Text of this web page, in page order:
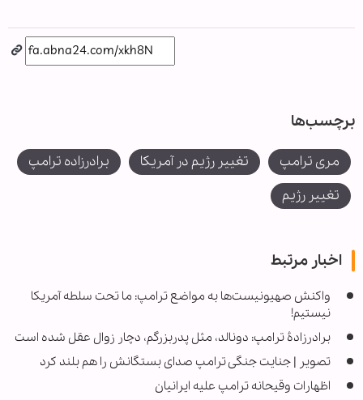
برچسب‌ها
مری ترامپ تغییر رژیم در آمریکا
برادرزاده ترامپ
تغییر رژیم
اخبار مرتبط
واکنش صهیونیست‌ها به مواضع ترامپ: ما تحت سلطه آمریکا
نیستیم!
برادرزادۀ ترامپ: دونالد، مثل پدربزرگم، دچار زوال عقل شده است
تصویر | جنایت جنگی ترامپ صدای بستگانش را هم بلند کرد
اظهارات وقیحانه ترامپ علیه ایرانیان